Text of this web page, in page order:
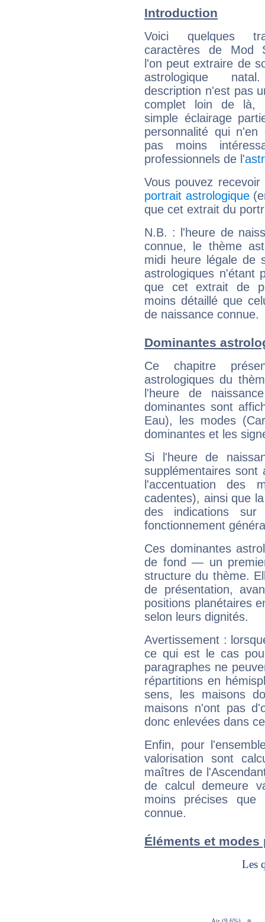
Introduction
Voici quelques
caractères de Mod
l'on peut extraire de
astrologique
description n'est pas
complet loin de là,
simple éclairage
personnalité qui n'en
pas moins
professionnels de l'
Vous pouvez
portrait astrologique
que cet extrait du
N.B. : l'heure de
connue, le thème
midi heure légale de
astrologiques n'étant
que cet extrait de
moins détaillé que
de naissance connue.
Dominantes
Ce chapitre
astrologiques du
l'heure de
dominantes sont
Eau), les modes
dominantes et les
Si l'heure de
supplémentaires sont
l'accentuation des
cadentes), ainsi que
des indications sur
fonctionnement
Ces dominantes
de fond — un
structure du thème.
de présentation,
positions planétaires
selon leurs dignités.
Avertissement :
ce qui est le cas
paragraphes ne
répartitions en
sens, les maisons
maisons n'ont pas
donc enlevées dans
Enfin, pour
valorisation sont
maîtres de
de calcul demeure
moins précises que
connue.
Éléments et modes